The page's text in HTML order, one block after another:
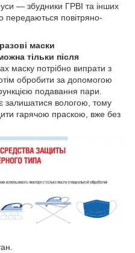
— збудники ГРВІ та інших
передаються повітряно-
маски
тільки після
маску потрібно випрати з
обробити за допомогою
подавання пари.
залишатися вологою, тому
гарячою праскою, вже без